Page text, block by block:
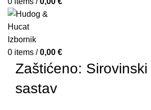
Izbornik
0 items / 0,00 €
Zaštićeno: Sirovinski
sastav